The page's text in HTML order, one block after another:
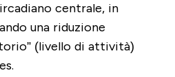
centrale, in
una riduzione
(livello di attività)